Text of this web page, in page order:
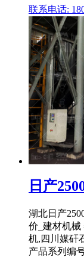
联系电话:
日产
湖北日产
价_建材机械
机,四川媒矸
产品系列编